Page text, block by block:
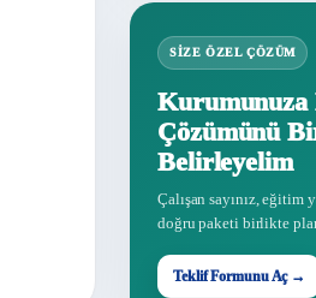
SIZE ÖZEL ÇÖZÜM
Kurumunuza
Çözümünü
Belirleyelim
Çalışan sayınız, eğitim
doğru paketi birlikte
Teklif Formunu Aç →
Teklif